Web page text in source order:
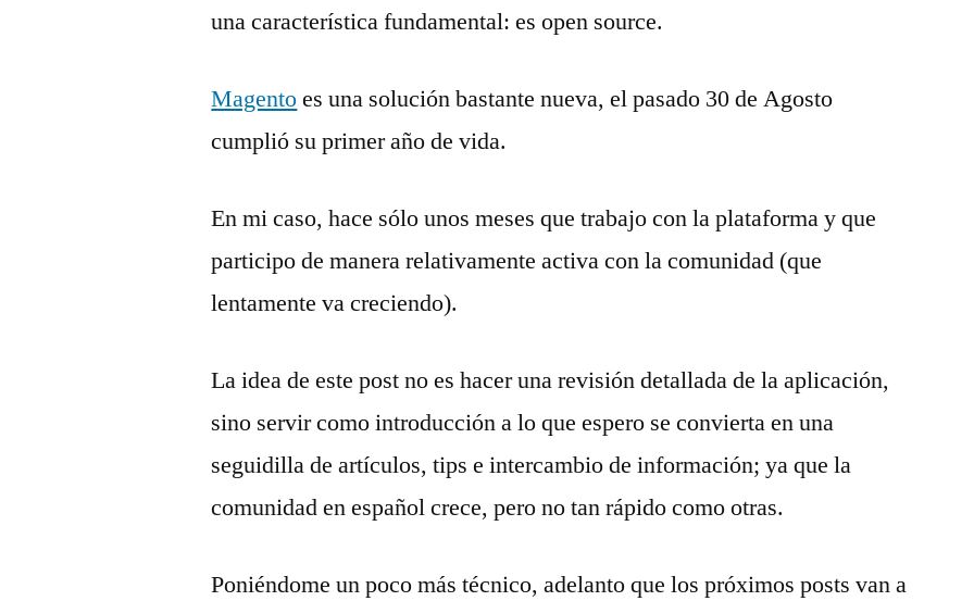
una característica fundamental: es open source.
Magentoes una solución bastante nueva, el pasado 30 de Agosto
cumplió su primer año de vida.
En mi caso, hace sólo unos meses que trabajo con la plataforma y que
participo de manera relativamente activa con la comunidad (que
lentamente va creciendo).
La idea de este post no es hacer una revisión detallada de la aplicación,
sino servir como introducción a lo que espero se convierta en una
seguidilla de artículos, tips e intercambio de información; ya que la
comunidad en español crece, pero no tan rápido como otras.
Poniéndome un poco más técnico, adelanto que los próximos posts van a